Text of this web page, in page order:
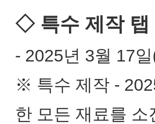
◇ 특수 제작 탭
- 2025년 3월 17
※ 특수 제작 -
한 모든 재료를